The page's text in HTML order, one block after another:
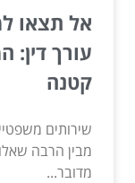
אל תצאו
עורך דין:
קטנה
שירותים
מבין הרבה
מדובר...